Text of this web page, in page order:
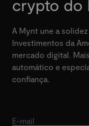
crypto do
A Mynt une a
Investimentos da
mercado digital.
automático e
confiança.
E-mail